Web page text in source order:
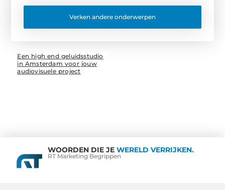
Verken andere onderwerpen
Een high end geluidsstudio
in Amsterdam voor jouw
audiovisuele project
WOORDEN DIE JE WERELD VERRIJKEN.
RT Marketing Begrippen